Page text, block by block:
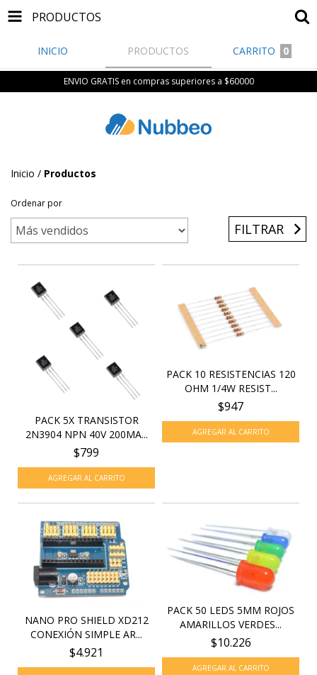
PRODUCTOS
INICIO PRODUCTOS CARRITO 0
ENVIO GRATIS en compras superiores a $60000
Inicio / Productos
Ordenar por
FILTRAR
PACK 5X TRANSISTOR
2N3904 NPN 40V 200MA...
$799
PACK 10 RESISTENCIAS 120
OHM 1/4W RESIST...
$947
NANO PRO SHIELD XD212
CONEXIÓN SIMPLE AR...
$4.921
PACK 50 LEDS 5MM ROJOS
AMARILLOS VERDES...
$10.226